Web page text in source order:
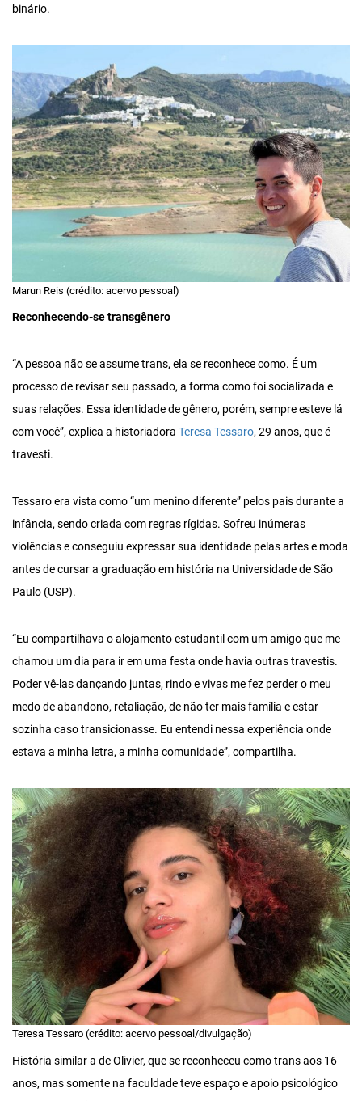
binário.
Marun Reis (crédito: acervo pessoal)
Reconhecendo-se transgênero
“A pessoa não se assume trans, ela se reconhece como. É um
processo de revisar seu passado, a forma como foi socializada e
suas relações. Essa identidade de gênero, porém, sempre esteve lá
com você”, explica a historiadora Teresa Tessaro, 29 anos, que é
travesti.
Tessaro era vista como “um menino diferente” pelos pais durante a
infância, sendo criada com regras rígidas. Sofreu inúmeras
violências e conseguiu expressar sua identidade pelas artes e moda
antes de cursar a graduação em história na Universidade de São
Paulo (USP).
“Eu compartilhava o alojamento estudantil com um amigo que me
chamou um dia para ir em uma festa onde havia outras travestis.
Poder vê-las dançando juntas, rindo e vivas me fez perder o meu
medo de abandono, retaliação, de não ter mais família e estar
sozinha caso transicionasse. Eu entendi nessa experiência onde
estava a minha letra, a minha comunidade”, compartilha.
Teresa Tessaro (crédito: acervo pessoal/divulgação)
História similar a de Olivier, que se reconheceu como trans aos 16
anos, mas somente na faculdade teve espaço e apoio psicológico